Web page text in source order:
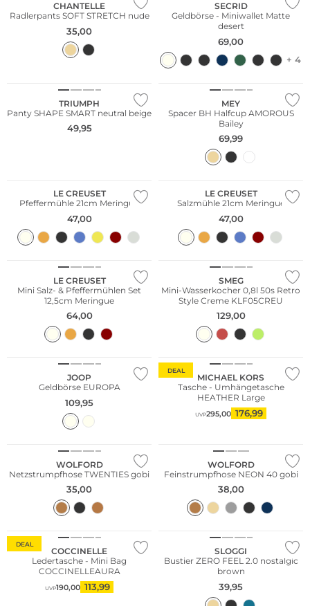
CHANTELLE
Radlerpants SOFT STRETCH nude
35,00
SECRID
Geldbörse - Miniwallet Matte
desert
69,00
+ 4
TRIUMPH
Panty SHAPE SMART neutral beige
49,95
MEY
Spacer BH Halfcup AMOROUS
Bailey
69,99
LE CREUSET
Pfeffermühle 21cm Meringue
47,00
LE CREUSET
Salzmühle 21cm Meringue
47,00
LE CREUSET
Mini Salz- & Pfeffermühlen Set
12,5cm Meringue
64,00
SMEG
Mini-Wasserkocher 0,8l 50s Retro
Style Creme KLF05CREU
129,00
JOOP
Geldbörse EUROPA
109,95
DEAL
MICHAEL KORS
Tasche - Umhängetasche
HEATHER Large
UVP295,00 176,99
WOLFORD
Netzstrumpfhose TWENTIES gobi
35,00
WOLFORD
Feinstrumpfhose NEON 40 gobi
38,00
DEAL
COCCINELLE
Ledertasche - Mini Bag
COCCINELLEAURA
UVP190,00 113,99
SLOGGI
Bustier ZERO FEEL 2.0 nostalgic
brown
39,95